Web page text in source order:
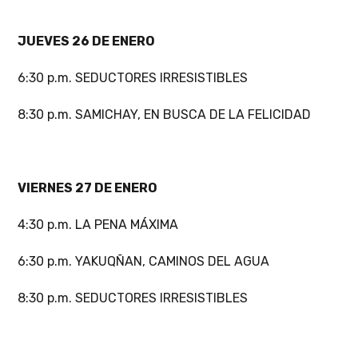
JUEVES 26 DE ENERO
6:30 p.m. SEDUCTORES IRRESISTIBLES
8:30 p.m. SAMICHAY, EN BUSCA DE LA FELICIDAD
VIERNES 27 DE ENERO
4:30 p.m. LA PENA MÁXIMA
6:30 p.m. YAKUQÑAN, CAMINOS DEL AGUA
8:30 p.m. SEDUCTORES IRRESISTIBLES